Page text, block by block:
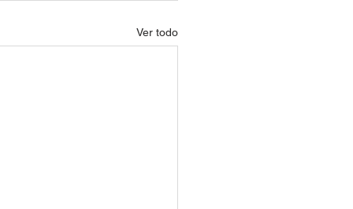
Ver todo